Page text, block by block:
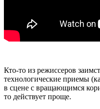
Кто-то из режиссеров
технологические приемы
в сцене с вращающимся
то действует проще.